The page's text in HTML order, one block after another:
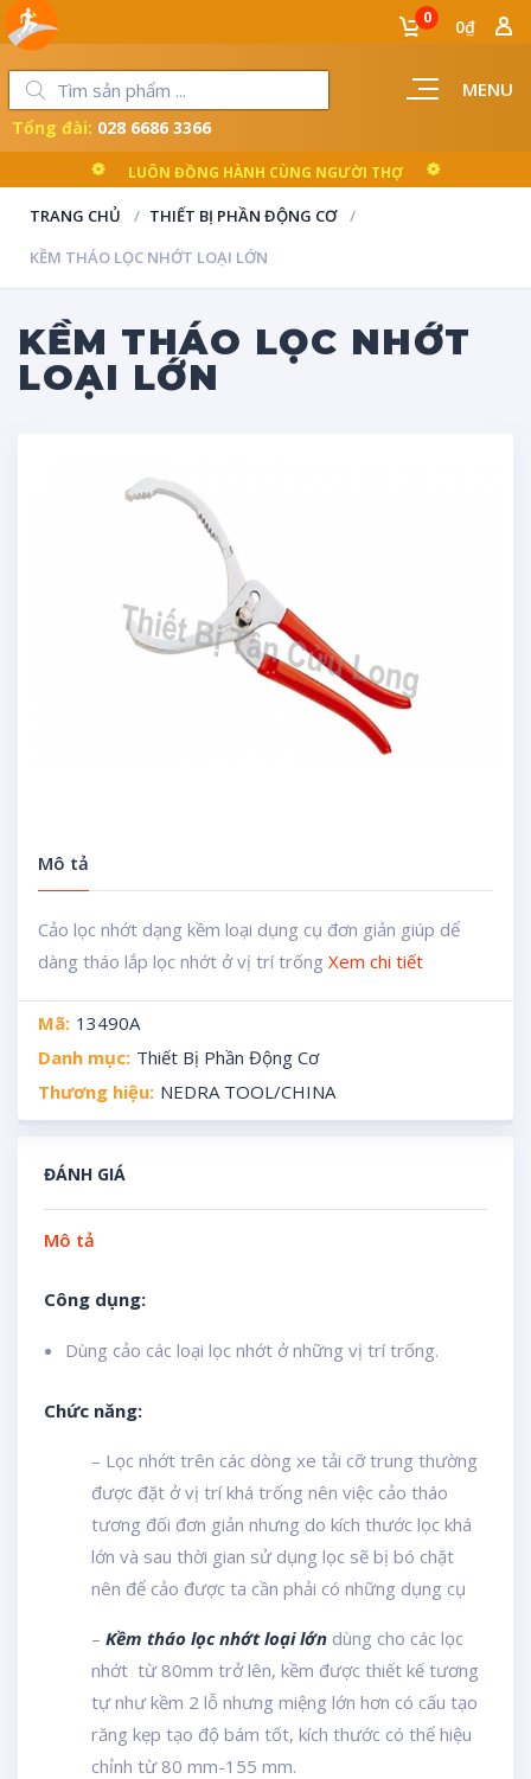
MENU
0 0₫
LUÔN ĐỒNG HÀNH CÙNG NGƯỜI THỢ
Tổng đài: 028 6686 3366
TRANG CHỦ
THIẾT BỊ PHẦN ĐỘNG CƠ
KỀM THÁO LỌC NHỚT LOẠI LỚN
KỀM THÁO LỌC NHỚT
LOẠI LỚN
Mô tả
Cảo lọc nhớt dạng kềm loại dụng cụ đơn giản giúp dể
dàng tháo lắp lọc nhớt ở vị trí trống Xem chi tiết
Mã: 13490A
Danh mục: Thiết Bị Phần Động Cơ
Thương hiệu: NEDRA TOOL/CHINA
ĐÁNH GIÁ
Mô tả
Công dụng:
Dùng cảo các loại lọc nhớt ở những vị trí trống.
Chức năng:
– Lọc nhớt trên các dòng xe tải cỡ trung thường
được đặt ở vị trí khá trống nên việc cảo tháo
tương đối đơn giản nhưng do kích thước lọc khá
lớn và sau thời gian sử dụng lọc sẽ bị bó chặt
nên để cảo được ta cần phải có những dụng cụ
– Kềm tháo lọc nhớt loại lớn dùng cho các lọc
nhớt từ 80mm trở lên, kềm được thiết kế tương
tự như kềm 2 lỗ nhưng miệng lớn hơn có cấu tạo
răng kẹp tạo độ bám tốt, kích thước có thể hiệu
chỉnh từ 80 mm-155 mm.